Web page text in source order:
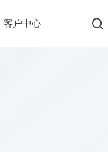
客户中心